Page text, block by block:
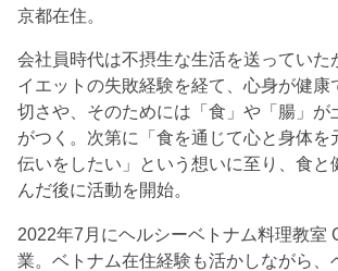
京都在住。
会社員時代は不摂生な生活を送っていた
イエットの失敗経験を経て、心身が健康
切さや、そのためには「食」や「腸」が
がつく。次第に「食を通じて心と身体を
伝いをしたい」という想いに至り、食と
んだ後に活動を開始。
2022年7月にヘルシーベトナム料理教室
業。ベトナム在住経験も活かしながら、